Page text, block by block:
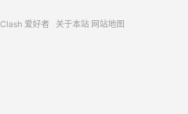
Clash 爱好者 关于本站 网站地图